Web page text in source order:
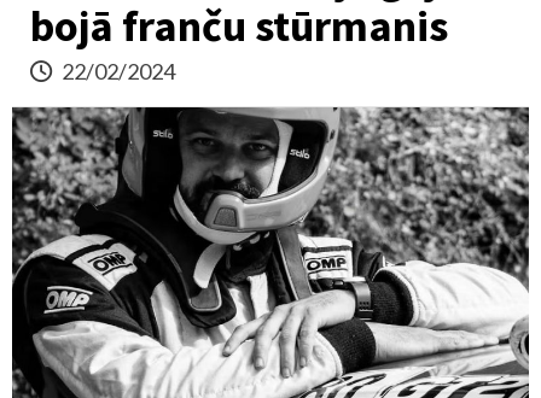
bojā franču stūrmanis
22/02/2024